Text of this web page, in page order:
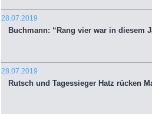
28.07.2019
Buchmann: “Rang vier war in diesem
28.07.2019
Rutsch und Tagessieger Hatz rücken